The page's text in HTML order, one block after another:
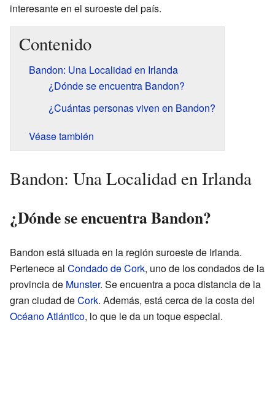
interesante en el suroeste del país.
Contenido
Bandon: Una Localidad en Irlanda
¿Dónde se encuentra Bandon?
¿Cuántas personas viven en Bandon?
Véase también
Bandon: Una Localidad en Irlanda
¿Dónde se encuentra Bandon?
Bandon está situada en la región suroeste de Irlanda.
Pertenece al Condado de Cork, uno de los condados de la
provincia de Munster. Se encuentra a poca distancia de la
gran ciudad deCork. Además, está cerca de la costa del
Océano Atlántico, lo que le da un toque especial.